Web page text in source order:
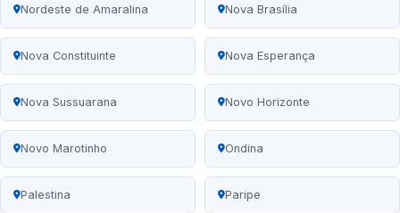
Nordeste de Amaralina Nova Brasília
Nova Constituinte Nova Esperança
Nova Sussuarana Novo Horizonte
Novo Marotinho Ondina
Palestina Paripe